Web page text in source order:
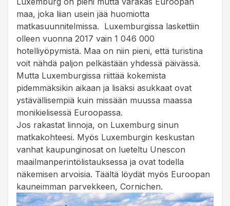
maa, joka liian usein jää huomiotta
matkasuunnitelmissa. Luxemburgissa laskettiin
olleen vuonna 2017 vain 1 046 000
hotelliyöpymistä. Maa on niin pieni, että turistina
voit nähdä paljon pelkästään yhdessä päivässä.
Mutta Luxemburgissa riittää kokemista
pidemmäksikin aikaan ja lisäksi asukkaat ovat
ystävällisempiä kuin missään muussa maassa
monikielisessä Euroopassa.
Jos rakastat linnoja, on Luxemburg sinun
matkakohteesi. Myös Luxemburgin keskustan
vanhat kaupunginosat on lueteltu Unescon
maailmanperintölistauksessa ja ovat todella
näkemisen arvoisia. Täältä löydät myös Euroopan
kauneimman parvekkeen, Cornichen.